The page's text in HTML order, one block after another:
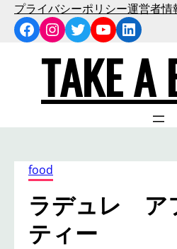
プライバシーポリシー運営者情
Facebook
Instagram
Twitter
YouTube
LinkedIn
TAKE A
food
ラデュレ ア
ティー